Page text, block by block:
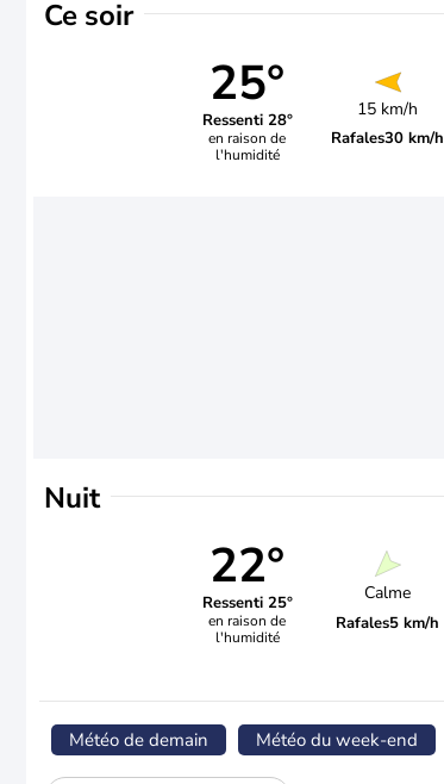
Ce soir
25°
Ressenti 28°
en raison de
l'humidité
15 km/h
Rafales30 km/h
Nuit
22°
Ressenti 25°
en raison de
l'humidité
Calme
Rafales5 km/h
Météo de demain Météo du week-end